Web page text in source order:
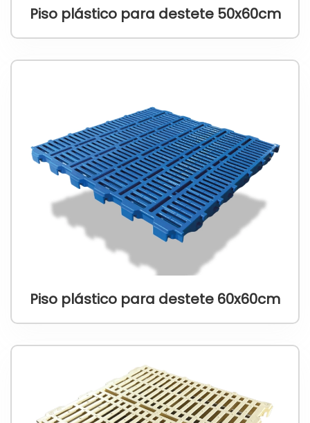
Piso plástico para destete 50x60cm
Piso plástico para destete 60x60cm